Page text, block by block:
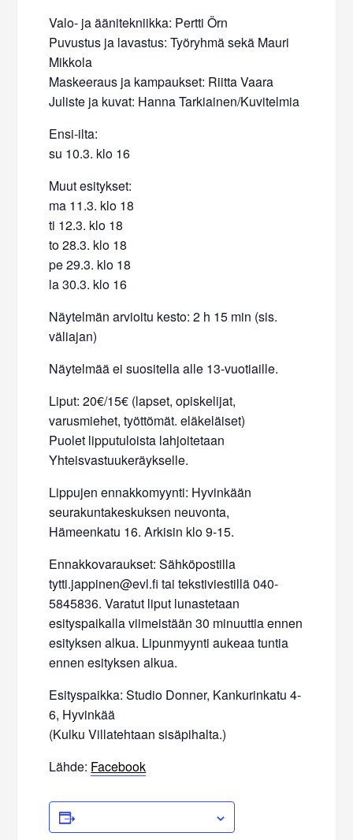
Valo- ja äänitekniikka: Pertti Örn
Puvustus ja lavastus: Työryhmä sekä Mauri
Mikkola
Maskeeraus ja kampaukset: Riitta Vaara
Juliste ja kuvat: Hanna Tarkiainen/Kuvitelmia
Ensi-ilta:
su 10.3. klo 16
Muut esitykset:
ma 11.3. klo 18
ti 12.3. klo 18
to 28.3. klo 18
pe 29.3. klo 18
la 30.3. klo 16
Näytelmän arvioitu kesto: 2 h 15 min (sis.
väliajan)
Näytelmää ei suositella alle 13-vuotiaille.
Liput: 20€/15€ (lapset, opiskelijat,
varusmiehet, työttömät. eläkeläiset)
Puolet lipputuloista lahjoitetaan
Yhteisvastuukeräykselle.
Lippujen ennakkomyynti: Hyvinkään
seurakuntakeskuksen neuvonta,
Hämeenkatu 16. Arkisin klo 9-15.
Ennakkovaraukset: Sähköpostilla
tytti.jappinen@evl.fi tai tekstiviestillä 040-
5845836. Varatut liput lunastetaan
esityspaikalla viimeistään 30 minuuttia ennen
esityksen alkua. Lipunmyynti aukeaa tuntia
ennen esityksen alkua.
Esityspaikka: Studio Donner, Kankurinkatu 4-
6, Hyvinkää
(Kulku Villatehtaan sisäpihalta.)
Lähde: Facebook